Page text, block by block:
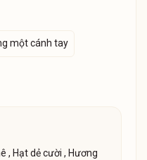
một cánh tay
, Hạt dẻ cười , Hương